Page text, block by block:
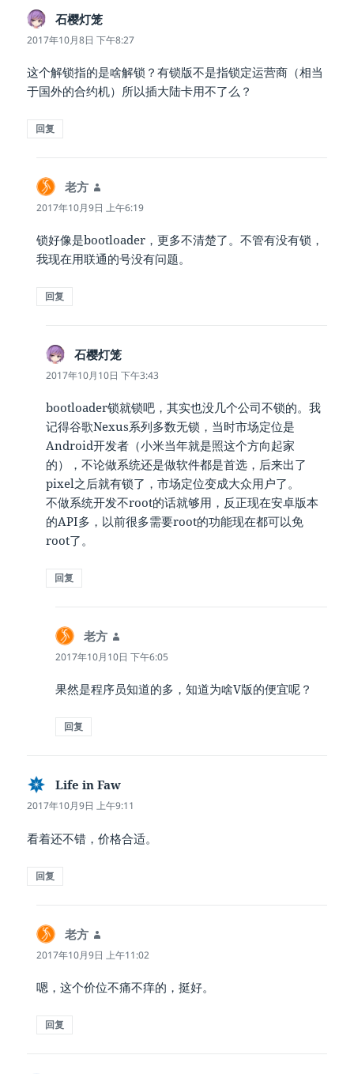
石樱灯笼
道：
2017年10月8日 下午8:27
这个解锁指的是啥解锁？有锁版不是指锁定运营商（相当
于国外的合约机）所以插大陆卡用不了么？
回复
老方
道：
2017年10月9日 上午6:19
锁好像是bootloader，更多不清楚了。不管有没有锁，
我现在用联通的号没有问题。
回复
石樱灯笼
道：
2017年10月10日 下午3:43
bootloader锁就锁吧，其实也没几个公司不锁的。我
记得谷歌Nexus系列多数无锁，当时市场定位是
Android开发者（小米当年就是照这个方向起家
的），不论做系统还是做软件都是首选，后来出了
pixel之后就有锁了，市场定位变成大众用户了。
不做系统开发不root的话就够用，反正现在安卓版本
的API多，以前很多需要root的功能现在都可以免
root了。
回复
老方
道：
2017年10月10日 下午6:05
果然是程序员知道的多，知道为啥V版的便宜呢？
回复
Life in Faw
道：
2017年10月9日 上午9:11
看着还不错，价格合适。
回复
老方
道：
2017年10月9日 上午11:02
嗯，这个价位不痛不痒的，挺好。
回复